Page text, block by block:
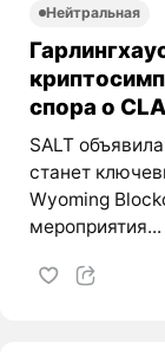
Нейтральная
спора о
SALT
станет
Wyoming
мероприятия...